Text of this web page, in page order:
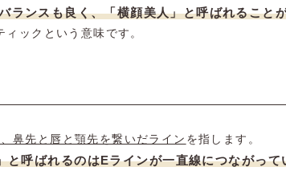
ランスも良く、「横顔美人」と呼ばれること
ックという意味です。
鼻先と唇と顎先を繋いだライン を指します。
と呼ばれるのはEラインが一直線につながっ